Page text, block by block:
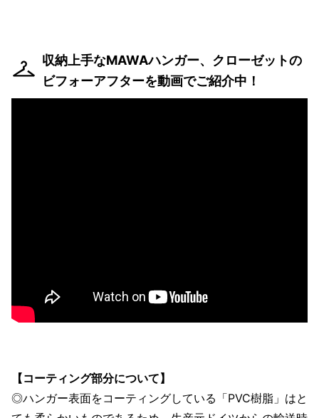
収納上手なMAWAハンガー、クローゼットの
ビフォーアフターを動画でご紹介中！
【コーティング部分について】
◎ハンガー表面をコーティングしている「PVC樹脂」はと